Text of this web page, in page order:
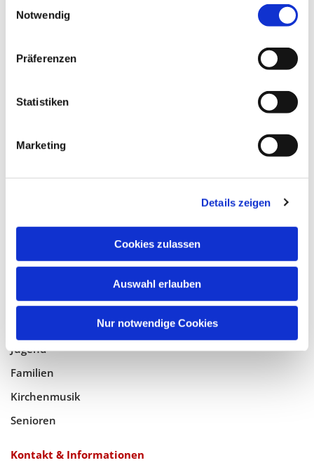
Notwendig
Präferenzen
Statistiken
Marketing
Details zeigen
Cookies zulassen
Auswahl erlauben
Nur notwendige Cookies
Katholische Kirchengemeinde
Tempelhof-Buckow
Geistlicher Raum
Taufe, Kommunion & Trauung
Jugend
Familien
Kirchenmusik
Senioren
Kontakt & Informationen